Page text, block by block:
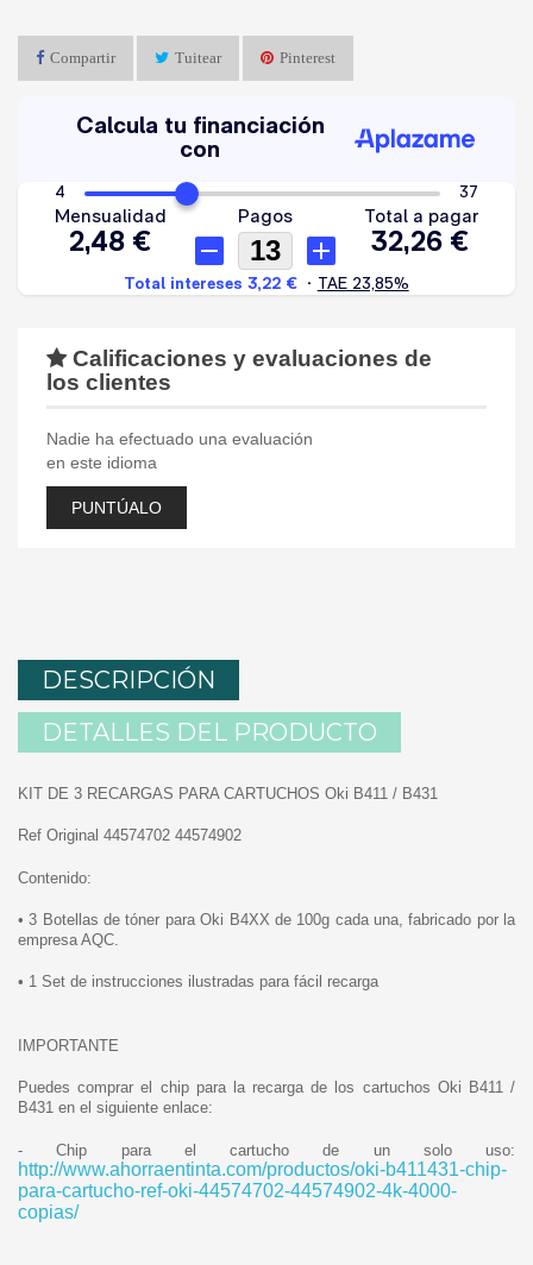
Compartir Tuitear Pinterest
Calificaciones y evaluaciones de
los clientes
Nadie ha efectuado una evaluación
en este idioma
PUNTÚALO
DESCRIPCIÓN
DETALLES DEL PRODUCTO
KIT DE 3 RECARGAS PARA CARTUCHOS Oki B411 / B431
Ref Original 44574702 44574902
Contenido:
• 3 Botellas de tóner para Oki B4XX de 100g cada una, fabricado por la
empresa AQC.
• 1 Set de instrucciones ilustradas para fácil recarga
IMPORTANTE
Puedes comprar el chip para la recarga de los cartuchos Oki B411 /
B431 en el siguiente enlace:
- Chip para el cartucho de un solo uso:
http://www.ahorraentinta.com/productos/oki-b411431-chip-
para-cartucho-ref-oki-44574702-44574902-4k-4000-
copias/